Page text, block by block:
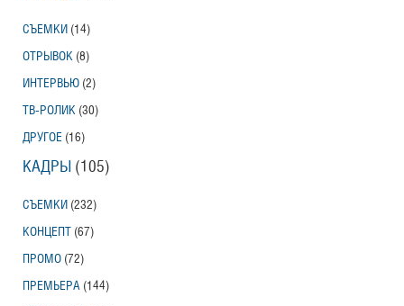
СЪЕМКИ (14)
ОТРЫВОК (8)
ИНТЕРВЬЮ (2)
ТВ-РОЛИК (30)
ДРУГОЕ (16)
КАДРЫ (105)
СЪЕМКИ (232)
КОНЦЕПТ (67)
ПРОМО (72)
ПРЕМЬЕРА (144)